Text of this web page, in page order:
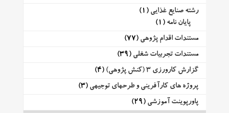
رشته صنایع غذایی (1)
پایان نامه (1)
مستندات اقدام پژوهی (77)
مستندات تجربیات شغلی (39)
گزارش کارورزی 3 (کنش پژوهی)
(4)
پروژه های کارآفرینی و طرحهای توجیهی (3)
پاورپوینت آموزشی (29)